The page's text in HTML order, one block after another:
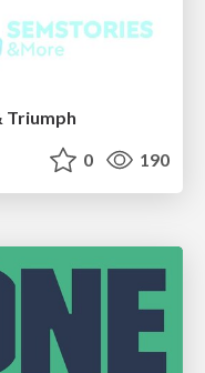
Triumph
0 190